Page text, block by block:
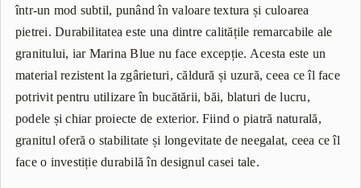
într-un mod subtil, punând în valoare textura și culoarea
pietrei. Durabilitatea este una dintre calitățile remarcabile ale
granitului, iar Marina Blue nu face excepție. Acesta este un
material rezistent la zgârieturi, căldură și uzură, ceea ce îl face
potrivit pentru utilizare în bucătării, băi, blaturi de lucru,
podele și chiar proiecte de exterior. Fiind o piatră naturală,
granitul oferă o stabilitate și longevitate de neegalat, ceea ce îl
face o investiție durabilă în designul casei tale.